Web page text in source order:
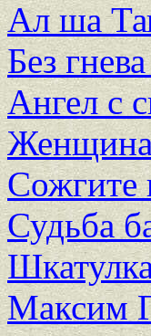
Ал ша
Без
Ангел с
Сожгите
Судьба
Максим